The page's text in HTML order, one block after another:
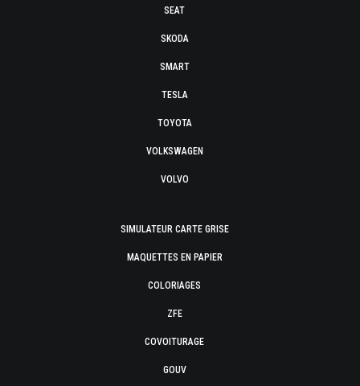
SEAT
SKODA
SMART
TESLA
TOYOTA
VOLKSWAGEN
VOLVO
SIMULATEUR CARTE GRISE
MAQUETTES EN PAPIER
COLORIAGES
ZFE
COVOITURAGE
GOUV